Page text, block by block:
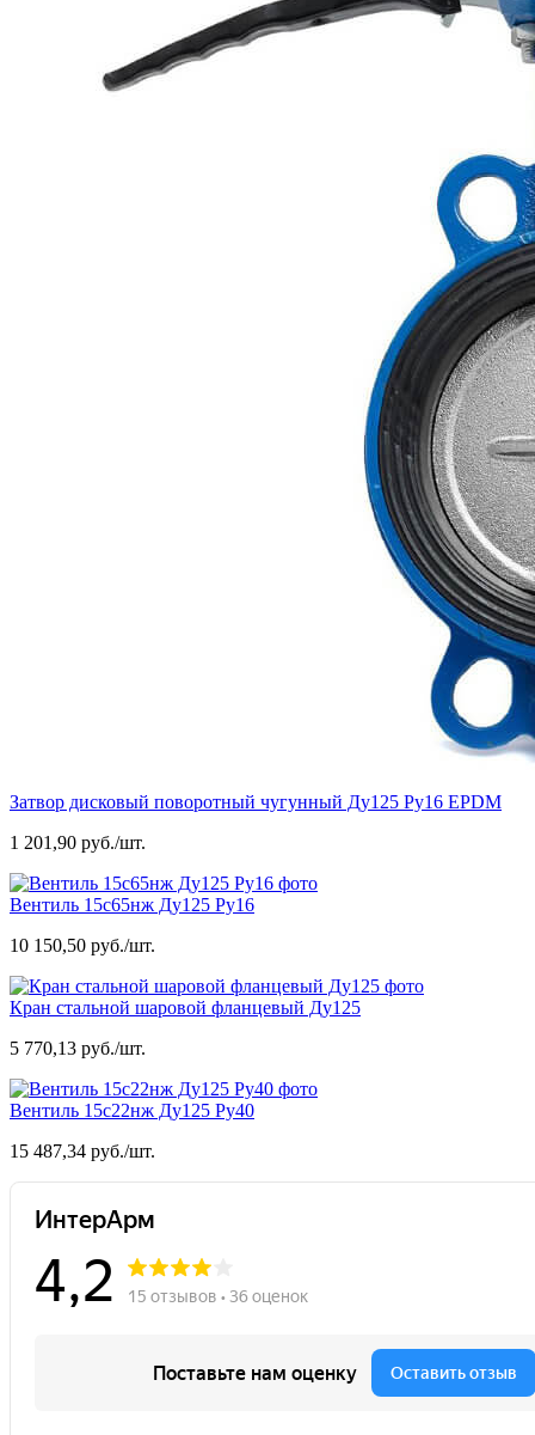
Затвор дисковый поворотный чугунный Ду125 Ру16 EPDM
1 201,90 руб./шт.
Вентиль 15с65нж Ду125 Ру16
10 150,50 руб./шт.
Кран стальной шаровой фланцевый Ду125
5 770,13 руб./шт.
Вентиль 15с22нж Ду125 Ру40
15 487,34 руб./шт.